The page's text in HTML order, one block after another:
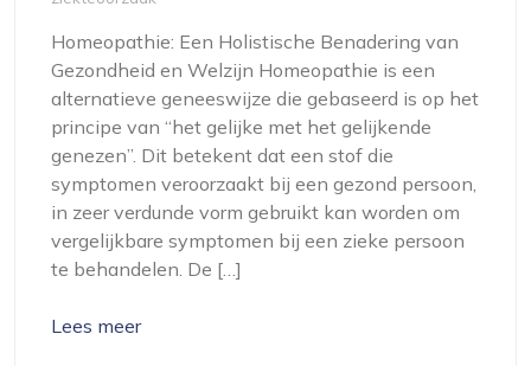
Homeopathie: Een Holistische Benadering van
Gezondheid en Welzijn Homeopathie is een
alternatieve geneeswijze die gebaseerd is op het
principe van “het gelijke met het gelijkende
genezen”. Dit betekent dat een stof die
symptomen veroorzaakt bij een gezond persoon,
in zeer verdunde vorm gebruikt kan worden om
vergelijkbare symptomen bij een zieke persoon
te behandelen. De […]
Lees meer